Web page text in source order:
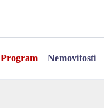
Program Nemovitosti